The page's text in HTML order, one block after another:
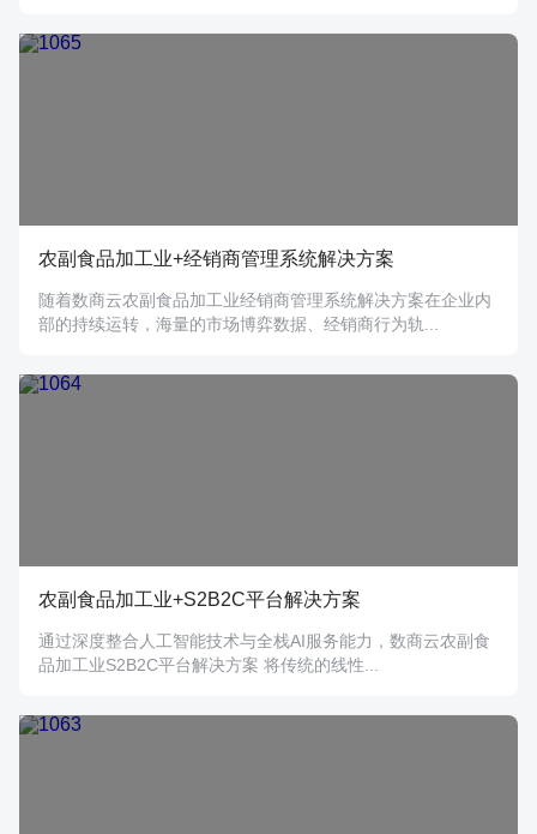
农副食品加工业+经销商管理系统解决方案
随着数商云农副食品加工业经销商管理系统解决方案在企业内
部的持续运转，海量的市场博弈数据、经销商行为轨...
农副食品加工业+S2B2C平台解决方案
通过深度整合人工智能技术与全栈AI服务能力，数商云农副食
品加工业S2B2C平台解决方案 将传统的线性...